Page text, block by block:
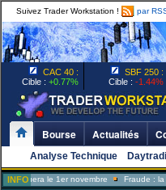
Suivez Trader Workstation ! par
CAC 40 :
Cible : +0.77%
SBF 250 :
Cible : -1.44%
Bourse Actualités
Analyse Technique
INFO
le 1er novembre Fraude : la Sécu